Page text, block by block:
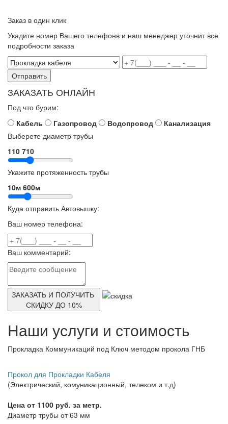
Заказ в один клик
Укадите номер Вашего телефонв и наш менеджер уточнит все
подробности заказа
Отправить
ЗАКАЗАТЬ ОНЛАЙН
Под что бурим:
Кабель
Газопровод Водопровод
Канализация
Выберете диаметр трубы
110 710
Укажите протяженность трубы
10м 600м
Куда отправить Автовышку:
Ваш номер телефона:
Ваш комментарий:
ЗАКАЗАТЬ И ПОЛУЧИТЬ
СКИДКУ ДО 10%
Наши услуги и стоимость
Прокладка Коммуникаций под Ключ методом прокола ГНБ
Прокол для Прокладки Кабеля
(Электрический, комуникационный, телеком и т.д)
Цена от 1100 руб. за метр.
Диаметр трубы от 63 мм